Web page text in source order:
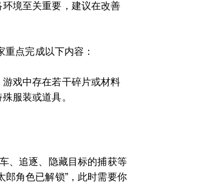
境至关重要，建议在改善
点完成以下内容：
戏中存在若干碎片或材料
服装或道具。
、追逐、隐藏目标的捕获等
郎角色已解锁”，此时需要你